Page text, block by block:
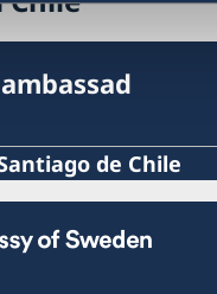
de Chile